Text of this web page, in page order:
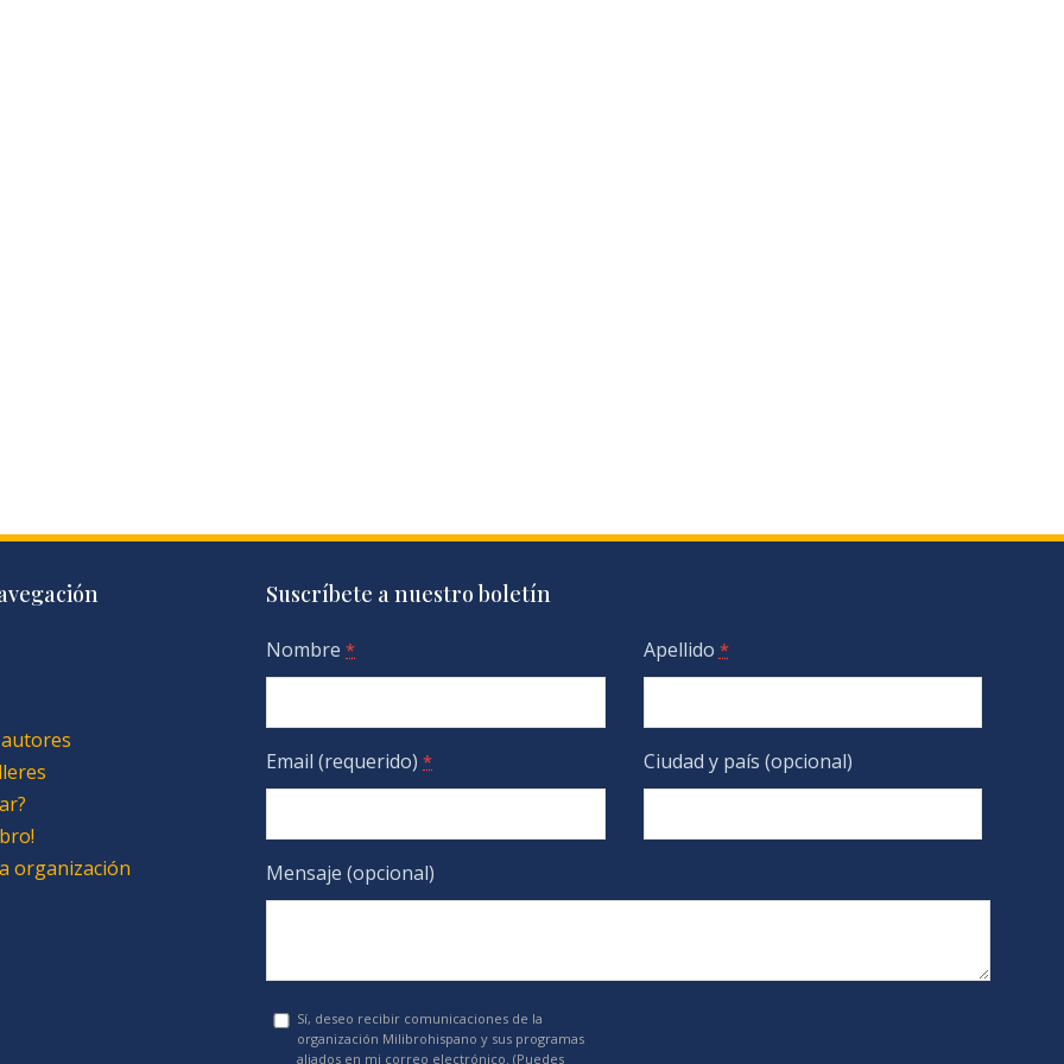
organización
Suscríbete a nuestro boletín
Nombre * Apellido *
Email (requerido) * Ciudad y país (opcional)
Mensaje (opcional)
Sí, deseo recibir comunicaciones de la
organización Milibrohispano y sus programas
aliados en mi correo electrónico. (Puedes